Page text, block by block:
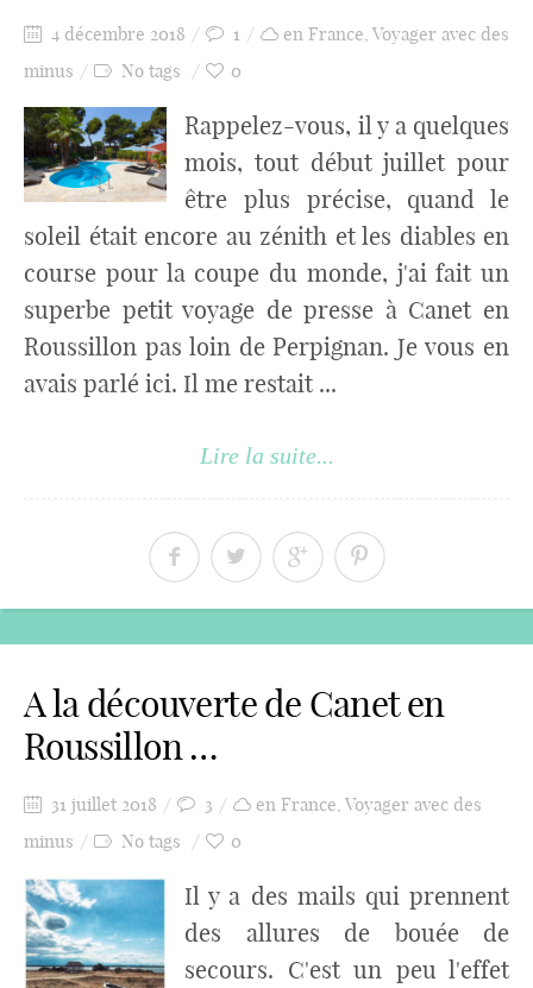
4 décembre 2018 1 en France, Voyager avec des
minus
No tags 0
Rappelez-vous, il y a quelques
mois, tout début juillet pour
être plus précise, quand le
soleil était encore au zénith et les diables en
course pour la coupe du monde, j'ai fait un
superbe petit voyage de presse à Canet en
Roussillon pas loin de Perpignan. Je vous en
avais parlé ici. Il me restait ...
Lire la suite...
A la découverte de Canet en
Roussillon …
31 juillet 2018 3 en France, Voyager avec des
minus
No tags 0
Il y a des mails qui prennent
des allures de bouée de
secours. C'est un peu l'effet